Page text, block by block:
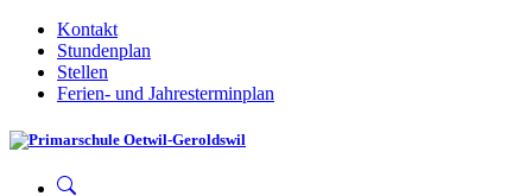
Kontakt
Stundenplan
Stellen
Ferien- und Jahresterminplan